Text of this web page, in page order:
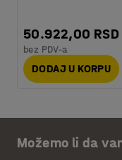
50.922,00 RSD
bez PDV-a
DODAJ U KORPU
Možemo li da